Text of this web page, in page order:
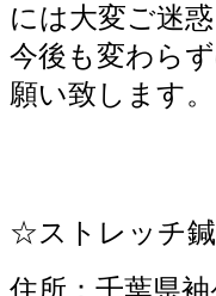
には大変ご迷
今後も変わら
願い致します。
☆ストレッチ
住所：千葉県